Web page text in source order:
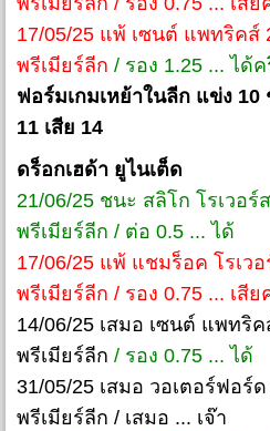
17/05/25 แพ้ เซนต์ แพทริคส์
พรีเมียร์ลีก / รอง 1.25 ... ได้ค
ฟอร์มเกมเหย้าในลีก แข่ง 10
11 เสีย 14
ดร็อกเฮด้า ยูไนเต็ด
21/06/25 ชนะ สลิโก โรเวอร์
พรีเมียร์ลีก / ต่อ 0.5 ... ได้
17/06/25 แพ้ แชมร็อค โรเว
พรีเมียร์ลีก / รอง 0.75 ... เสีย
14/06/25 เสมอ เซนต์ แพทริ
พรีเมียร์ลีก / รอง 0.75 ... ได้
31/05/25 เสมอ วอเตอร์ฟอร์
พรีเมียร์ลีก / เสมอ ... เจ๊า